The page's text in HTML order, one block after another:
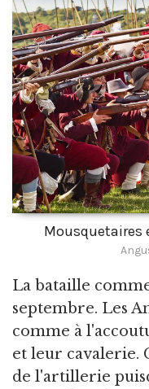
Mousquetaires
La bataille
septembre. Les
comme à
et leur cavalerie.
de l'artillerie